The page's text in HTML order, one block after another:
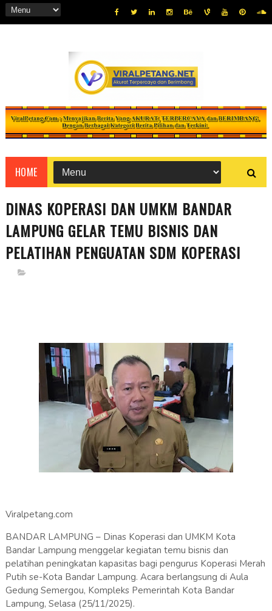
HOME
DINAS KOPERASI DAN UMKM BANDAR
LAMPUNG GELAR TEMU BISNIS DAN
PELATIHAN PENGUATAN SDM KOPERASI
Viralpetang.com
BANDAR LAMPUNG – Dinas Koperasi dan UMKM Kota
Bandar Lampung menggelar kegiatan temu bisnis dan
pelatihan peningkatan kapasitas bagi pengurus Koperasi Merah
Putih se-Kota Bandar Lampung. Acara berlangsung di Aula
Gedung Semergou, Kompleks Pemerintah Kota Bandar
Lampung, Selasa (25/11/2025).